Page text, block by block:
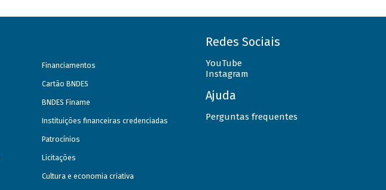
Financiamentos
Cartão BNDES
BNDES Finame
Instituições financeiras credenciadas
Patrocínios
Licitações
Cultura e economia criativa
Redes Sociais
YouTube
Instagram
Ajuda
Perguntas frequentes